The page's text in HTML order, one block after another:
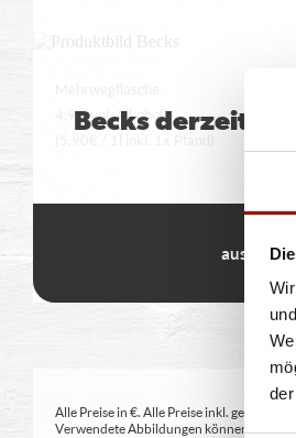
4,9% vol. Alkohol
2,99
Becks derzeit
Alle Preise in €. Alle Preise inkl. gesetzl.
Verwendete Abbildungen können von